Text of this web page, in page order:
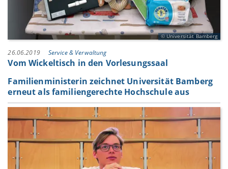
Universität Bamberg
26.06.2019 Service & Verwaltung
Vom Wickeltisch in den Vorlesungssaal
Familienministerin zeichnet Universität Bamberg
erneut als familiengerechte Hochschule aus